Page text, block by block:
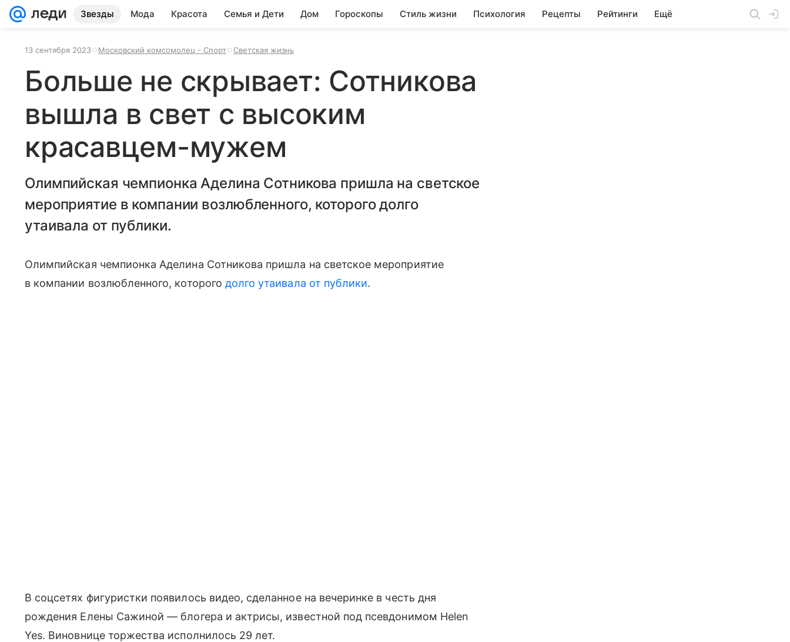
Звезды Мода Красота Семья и Дети Дом Гороскопы Стиль жизни Психология Рецепты Рейтинги Ещё
13 сентября 2023 Московский комсомолец - Спорт Светская жизнь
Больше не скрывает: Сотникова
вышла в свет с высоким
красавцем-мужем
Олимпийская чемпионка Аделина Сотникова пришла на светское
мероприятие в компании возлюбленного, которого долго
утаивала от публики.
Олимпийская чемпионка Аделина Сотникова пришла на светское мероприятие
в компании возлюбленного, которого долго утаивала от публики.
В соцсетях фигуристки появилось видео, сделанное на вечеринке в честь дня
рождения Елены Сажиной — блогера и актрисы, известной под псевдонимом Helen
Yes. Виновнице торжества исполнилось 29 лет.